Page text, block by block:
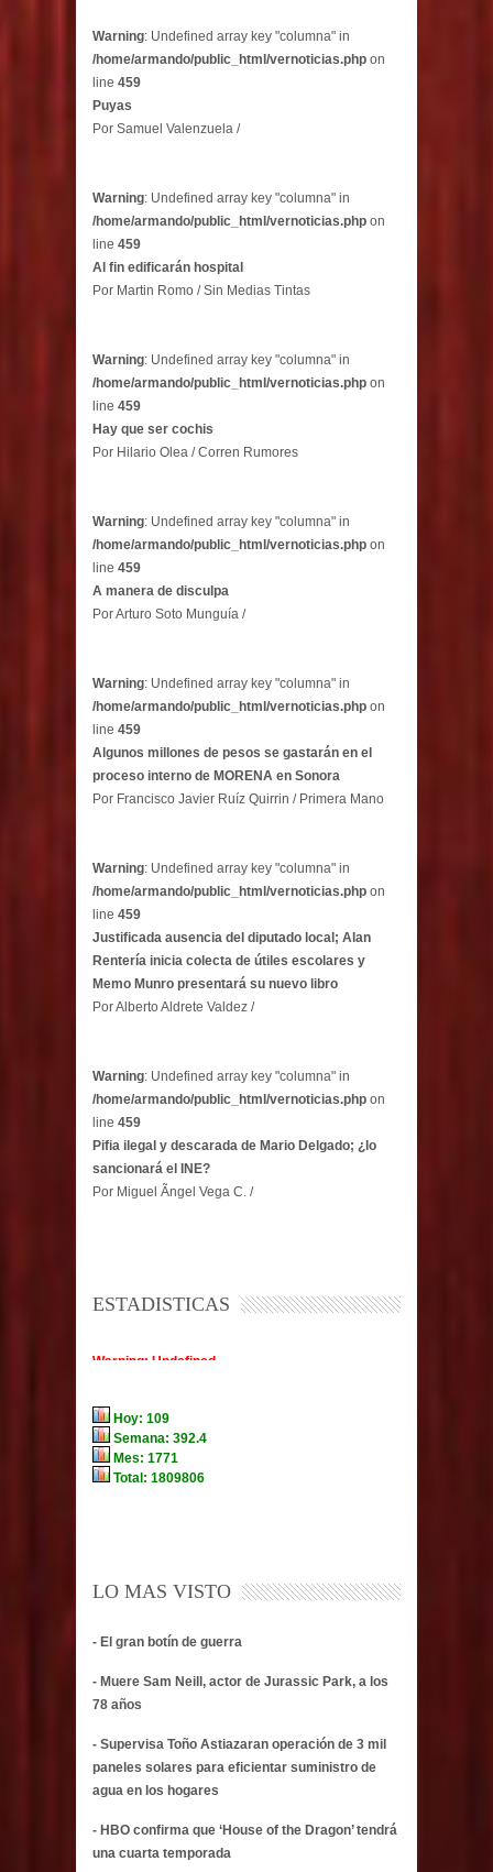
Warning: Undefined array key "columna" in
/home/armando/public_html/vernoticias.php on
line 459
Puyas
Por Samuel Valenzuela /
Warning: Undefined array key "columna" in
/home/armando/public_html/vernoticias.php on
line 459
Al fin edificarán hospital
Por Martin Romo / Sin Medias Tintas
Warning: Undefined array key "columna" in
/home/armando/public_html/vernoticias.php on
line 459
Hay que ser cochis
Por Hilario Olea / Corren Rumores
Warning: Undefined array key "columna" in
/home/armando/public_html/vernoticias.php on
line 459
A manera de disculpa
Por Arturo Soto Munguía /
Warning: Undefined array key "columna" in
/home/armando/public_html/vernoticias.php on
line 459
Algunos millones de pesos se gastarán en el
proceso interno de MORENA en Sonora
Por Francisco Javier Ruíz Quirrin / Primera Mano
Warning: Undefined array key "columna" in
/home/armando/public_html/vernoticias.php on
line 459
Justificada ausencia del diputado local; Alan
Rentería inicia colecta de útiles escolares y
Memo Munro presentará su nuevo libro
Por Alberto Aldrete Valdez /
Warning: Undefined array key "columna" in
/home/armando/public_html/vernoticias.php on
line 459
Pifia ilegal y descarada de Mario Delgado; ¿lo
sancionará el INE?
Por Miguel Ãngel Vega C. /
ESTADISTICAS
LO MAS VISTO
- El gran botín de guerra
- Muere Sam Neill, actor de Jurassic Park, a los
78 años
- Supervisa Toño Astiazaran operación de 3 mil
paneles solares para eficientar suministro de
agua en los hogares
- HBO confirma que ‘House of the Dragon’ tendrá
una cuarta temporada